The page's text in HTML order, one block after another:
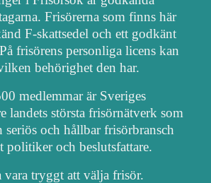
Frisörerna som finns här
F-skattsedel och ett godkänt
frisörens personliga licens kan
behörighet den har.
medlemmar är Sveriges
landets största frisörnätverk som
seriös och hållbar frisörbransch
politiker och beslutsfattare.
vara tryggt att välja frisör.